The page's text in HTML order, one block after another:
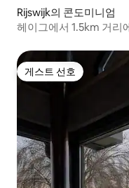
Rijswijk의 콘도미니엄
헤이그에서 1.5km 거리
게스트 선호
게스트 선호